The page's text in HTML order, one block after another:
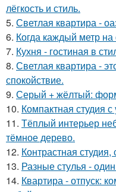
лёгкость и стиль.
5. Светлая квартира -
6. Когда каждый метр
7. Кухня - гостиная в
8. Светлая квартира -
спокойствие.
9. Серый + жёлтый:
10. Компактная студия
11. Тёплый интерьер
тёмное дерево.
12. Контрастная
13. Разные стулья -
14. Квартира - отпуск: